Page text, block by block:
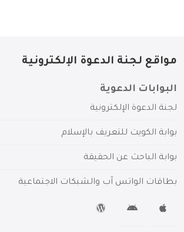
مواقع لجنة الدعوة الإلكترونية
البوابات الدعوية
لجنة الدعوة الإلكترونية
بوابة الكويت للتعريف بالإسلام
بوابة الباحث عن الحقيقة
بطاقات الواتس آب والشبكات الاجتماعية